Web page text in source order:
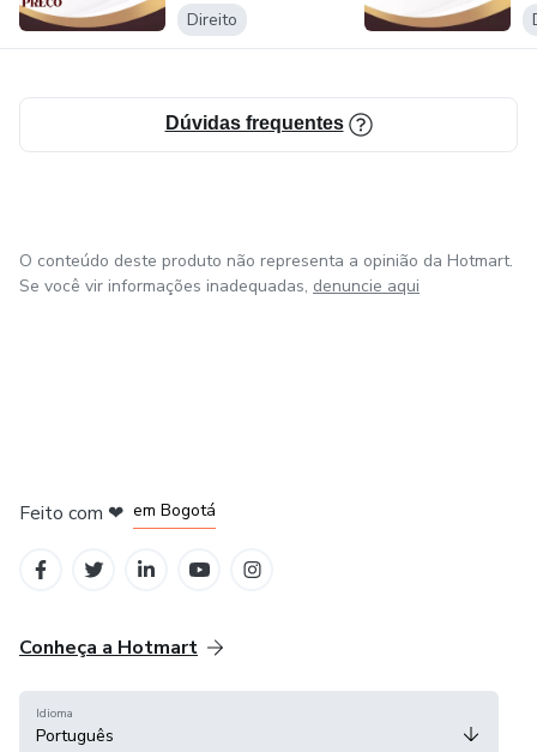
ABATIMEN...
Direito
Dúvidas frequentes
O conteúdo deste produto não representa a opinião da Hotmart.
Se você vir informações inadequadas, denuncie aqui
Feito com ❤ em Bogotá
Conheça a Hotmart
Idioma
Português